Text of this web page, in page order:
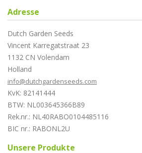
Adresse
Dutch Garden Seeds
Vincent Karregatstraat 23
1132 CN Volendam
Holland
info@dutchgardenseeds.com
KvK: 82141444
BTW: NL003645366B89
Rek.nr.: NL40RABO0104485116
BIC nr.: RABONL2U
Unsere Produkte